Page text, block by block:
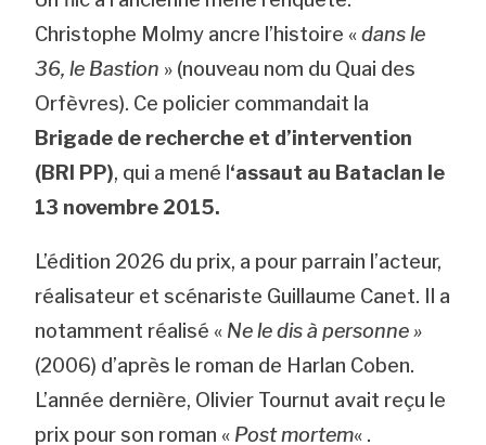
Christophe Molmy ancre l’histoire «dans le
36, le Bastion » (nouveau nom du Quai des
Orfèvres). Ce policier commandait la
Brigade de recherche et d’intervention
(BRI PP), qui a mené l ‘assaut au Bataclan le
13 novembre 2015.
L’édition 2026 du prix, a pour parrain l’acteur,
réalisateur et scénariste Guillaume Canet. Il a
notamment réalisé « Ne le dis à personne »
(2006) d’après le roman de Harlan Coben.
L’année dernière, Olivier Tournut avait reçu le
prix pour son roman « Post mortem« .